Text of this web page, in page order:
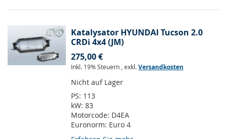
Katalysator HYUNDAI Tucson 2.0
CRDi 4x4 (JM)
275,00 €
Inkl. 19% Steuern , exkl.Versandkosten
Nicht auf Lager
PS: 113
kW: 83
Motorcode: D4EA
Euronorm: Euro 4